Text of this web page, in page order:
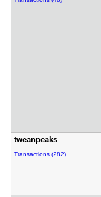
tweanpeaks
Transactions (282)